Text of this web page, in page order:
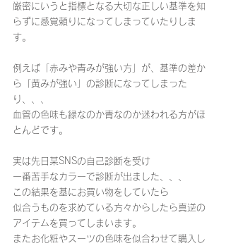
厳密にいうと指標となる大切な正しい基準を知
らずに感覚頼りになってしまっていたりしま
す。
例えば「赤みや青みが強い方」が、基準の差か
ら「黄みが強い」の診断になってしまった
り、、、
血管の色味も緑なのか青なのか迷われる方がほ
とんどです。
実は先日某SNSの自己診断を受け
一番苦手なカラーで診断が出ました、、、
この結果を基にお買い物をしていたら
似合うものを求めている方々からしたら真逆の
アイテムを買ってしまいます。
またお化粧やスーツの色味を似合わせて購入し